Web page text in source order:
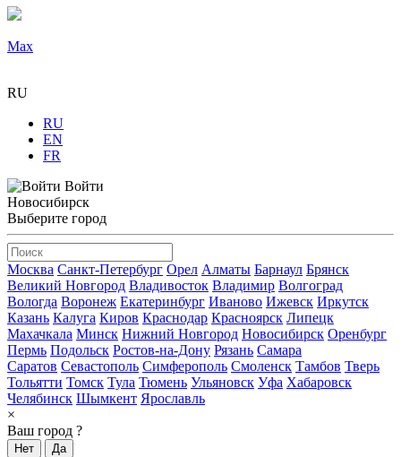
Max
RU
RU
EN
FR
Войти
Новосибирск
Выберите город
Москва Санкт-Петербург Орел Алматы Барнаул Брянск
Великий Новгород Владивосток Владимир Волгоград
Вологда Воронеж Екатеринбург Иваново Ижевск Иркутск
Казань Калуга Киров Краснодар Красноярск Липецк
Махачкала Минск Нижний Новгород Новосибирск Оренбург
Пермь Подольск Ростов-на-Дону Рязань Самара
Саратов Севастополь Симферополь Смоленск Тамбов Тверь
Тольятти Томск Тула Тюмень Ульяновск Уфа Хабаровск
Челябинск Шымкент Ярославль
×
Ваш город ?
Нет Да